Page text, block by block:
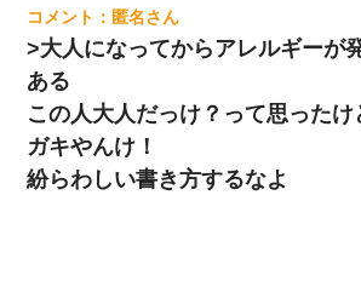
匿名
>大人になってからアレルギーが
ある
この人大人だっけ？って思った
ガキやんけ！
紛らわしい書き方するなよ